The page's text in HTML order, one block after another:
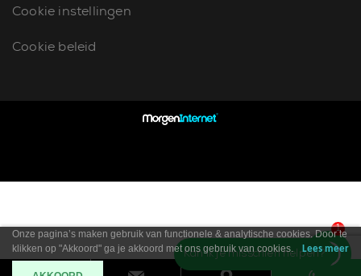
1
Kan ik je misschien helpen?
Cookie instellingen
Cookie beleid
Onze pagina’s maken gebruik van functionele & analytische cookies. Door te
klikken op "Akkoord" ga je akkoord met ons gebruik van cookies.
Lees meer